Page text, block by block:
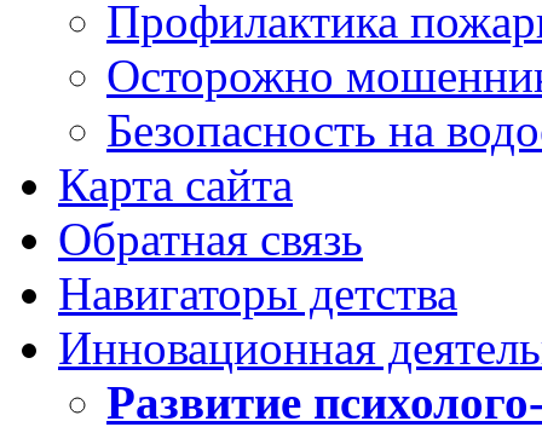
Профилактика
Осторожно
Безопасность на
Карта сайта
Обратная связь
Навигаторы детства
Инновационная
Развитие